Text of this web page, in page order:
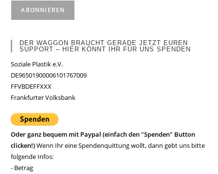
DER WAGGON BRAUCHT GERADE JETZT EUREN
SUPPORT – HIER KÖNNT IHR FÜR UNS SPENDEN
Soziale Plastik e.V.
DE96501900006101767009
FFVBDEFFXXX
Frankfurter Volksbank
Oder ganz bequem mit Paypal (einfach den "Spenden" Button
clicken!)Wenn Ihr eine Spendenquittung wollt, dann gebt uns bitte
folgende Infos:
- Betrag